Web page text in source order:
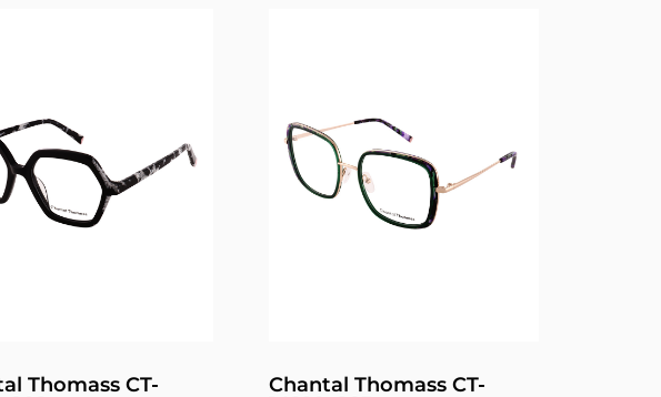
Thomass CT-
Chantal Thomass CT-